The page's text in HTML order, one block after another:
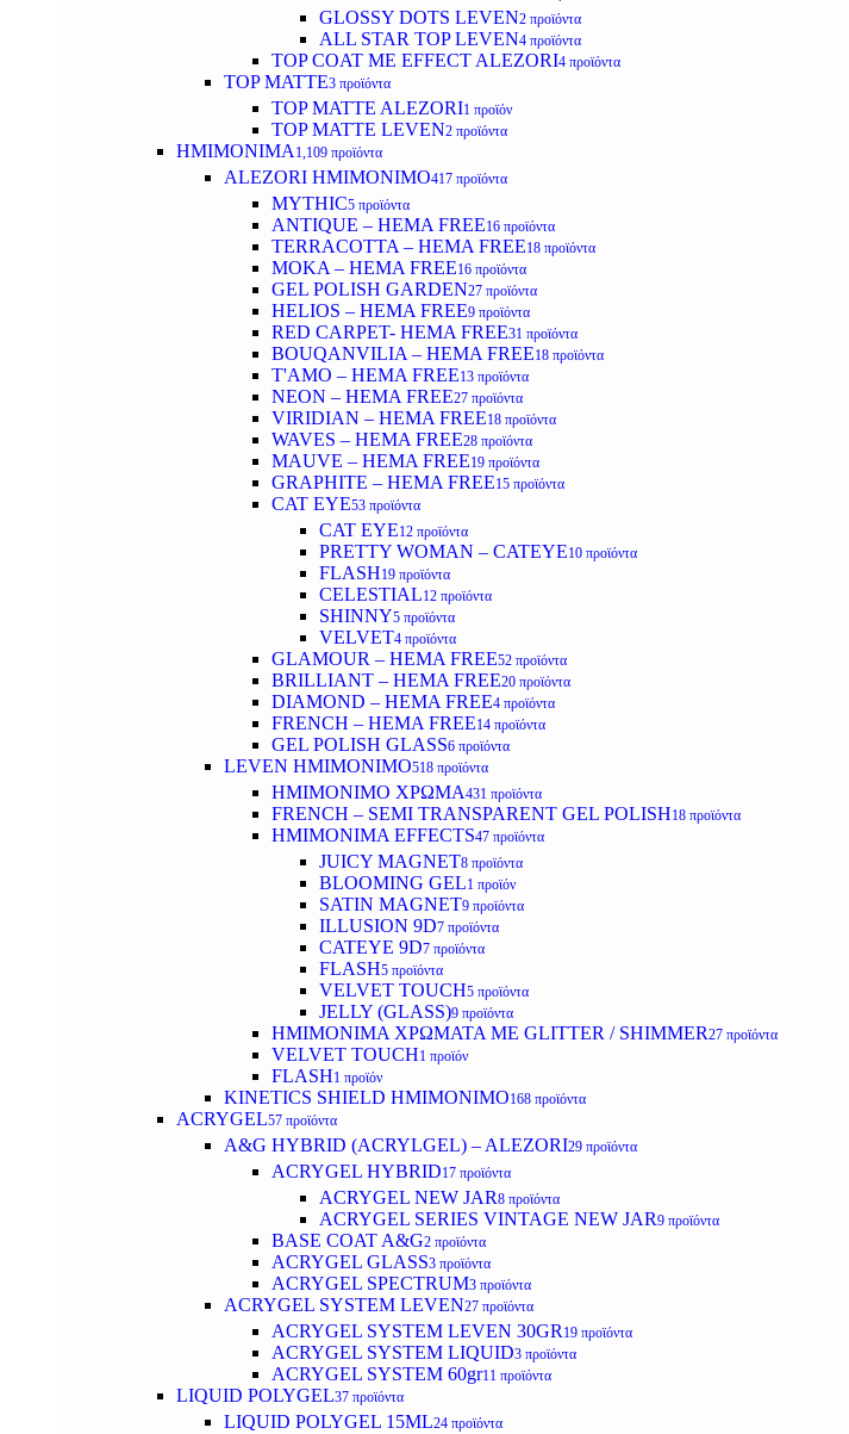
GLOSSY DOTS LEVEN2 προϊόντα
ALL STAR TOP LEVEN4 προϊόντα
TOP COAT ME EFFECT ALEZORI4 προϊόντα
TOP MATTE3 προϊόντα
TOP MATTE ALEZORI1 προϊόν
TOP MATTE LEVEN2 προϊόντα
ΗΜΙΜΟΝΙΜΑ 1,109 προϊόντα
ALEZORI ΗΜΙΜΟΝΙΜΟ417 προϊόντα
MYTHIC5 προϊόντα
ANTIQUE – HEMA FREE16 προϊόντα
TERRACOTTA – HEMA FREE18 προϊόντα
MOKA – HEMA FREE16 προϊόντα
GEL POLISH GARDEN27 προϊόντα
HELIOS – HEMA FREE9 προϊόντα
RED CARPET- HEMA FREE31 προϊόντα
BOUQANVILIA – HEMA FREE18 προϊόντα
T'AMO – HEMA FREE13 προϊόντα
NEON – HEMA FREE27 προϊόντα
VIRIDIAN – HEMA FREE18 προϊόντα
WAVES – HEMA FREE28 προϊόντα
MAUVE – HEMA FREE19 προϊόντα
GRAPHITE – HEMA FREE15 προϊόντα
CAT EYE53 προϊόντα
CAT EYE12 προϊόντα
PRETTY WOMAN – CATEYE10 προϊόντα
FLASH19 προϊόντα
CELESTIAL12 προϊόντα
SHINNY5 προϊόντα
VELVET4 προϊόντα
GLAMOUR – HEMA FREE52 προϊόντα
BRILLIANT – HEMA FREE20 προϊόντα
DIAMOND – HEMA FREE4 προϊόντα
FRENCH – HEMA FREE14 προϊόντα
GEL POLISH GLASS6 προϊόντα
LEVEN ΗΜΙΜΟΝΙΜΟ518 προϊόντα
ΗΜΙΜΟΝΙΜΟ ΧΡΩΜΑ431 προϊόντα
FRENCH – SEMI TRANSPARENT GEL POLISH18 προϊόντα
HMIMONIMA EFFECTS47 προϊόντα
JUICY MAGNET8 προϊόντα
BLOOMING GEL1 προϊόν
SATIN MAGNET9 προϊόντα
ILLUSION 9D7 προϊόντα
CATEYE 9D7 προϊόντα
FLASH5 προϊόντα
VELVET TOUCH5 προϊόντα
JELLY (GLASS)9 προϊόντα
ΗΜΙΜΟΝΙΜA ΧΡΩΜΑΤΑ ΜΕ GLITTER / SHIMMER27 προϊόντα
VELVET TOUCH1 προϊόν
FLASH1 προϊόν
KINETICS SHIELD ΗΜΙΜΟΝΙΜΟ168 προϊόντα
ACRYGEL57 προϊόντα
A&G HYBRID (ACRYLGEL) – ALEZORI29 προϊόντα
ACRYGEL HYBRID17 προϊόντα
ACRYGEL NEW JAR8 προϊόντα
ACRYGEL SERIES VINTAGE NEW JAR9 προϊόντα
BASE COAT A&G2 προϊόντα
ACRYGEL GLASS3 προϊόντα
ACRYGEL SPECTRUM3 προϊόντα
ACRYGEL SYSTEM LEVEN27 προϊόντα
ACRYGEL SYSTEM LEVEN 30GR 19 προϊόντα
ACRYGEL SYSTEM LIQUID3 προϊόντα
ACRYGEL SYSTEM 60gr11 προϊόντα
LIQUID POLYGEL37 προϊόντα
LIQUID POLYGEL 15ML24 προϊόντα